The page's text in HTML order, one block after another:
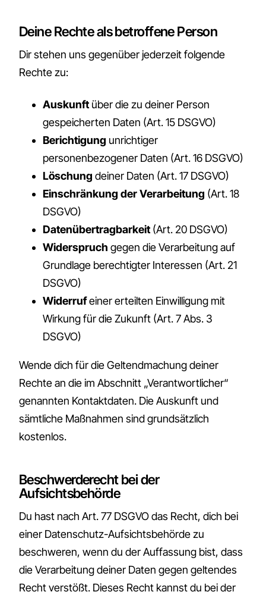
Deine Rechte als betroffene Person
Dir stehen uns gegenüber jederzeit folgende
Rechte zu:
Auskunft über die zu deiner Person
gespeicherten Daten (Art. 15 DSGVO)
Berichtigung unrichtiger
personenbezogener Daten (Art. 16 DSGVO)
Löschung deiner Daten (Art. 17 DSGVO)
Einschränkung der Verarbeitung (Art. 18
DSGVO)
Datenübertragbarkeit (Art. 20 DSGVO)
Widerspruch gegen die Verarbeitung auf
Grundlage berechtigter Interessen (Art. 21
DSGVO)
Widerrufeiner erteilten Einwilligung mit
Wirkung für die Zukunft (Art. 7 Abs. 3
DSGVO)
Wende dich für die Geltendmachung deiner
Rechte an die im Abschnitt „Verantwortlicher“
genannten Kontaktdaten. Die Auskunft und
sämtliche Maßnahmen sind grundsätzlich
kostenlos.
Beschwerderecht bei der
Aufsichtsbehörde
Du hast nach Art. 77 DSGVO das Recht, dich bei
einer Datenschutz-Aufsichtsbehörde zu
beschweren, wenn du der Auffassung bist, dass
die Verarbeitung deiner Daten gegen geltendes
Recht verstößt. Dieses Recht kannst du bei der